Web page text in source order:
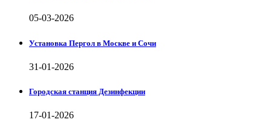
05-03-2026
Установка Пергол в Москве и Сочи
31-01-2026
Городская станция Дезинфекции
17-01-2026